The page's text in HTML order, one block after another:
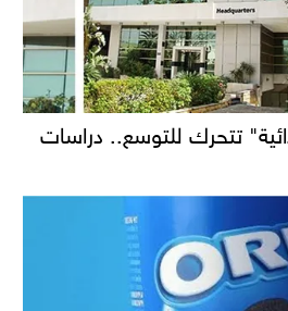
تتحرك للتوسع.. دراسات